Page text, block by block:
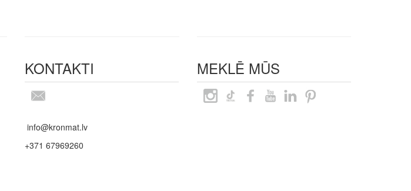
KONTAKTI
info@kronmat.lv
+371 67969260
MEKLĒ MŪS